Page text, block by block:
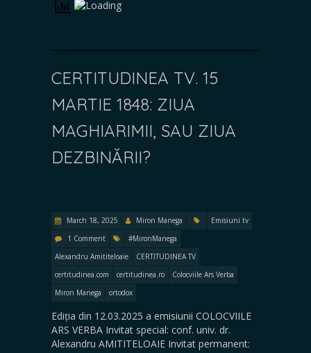
CERTITUDINEA TV. 15
MARTIE 1848: ZIUA
MAGHIARIMII, SAU ZIUA
DEZBINĂRII?
March 18, 2025 Miron Manega
Emisiuni tv
1 Comment
#MironManega
Alexandru Amititeloaie
CERTITUDINEA TV
certitudinea.com
certitudinea.ro
Colocviile Ars Verba
Miron Manega
ortodox
Ediția din 12.03.2025 a emisiunii COLOCVIILE
ARS VERBA Invitat special: conf. univ. dr.
Alexandru AMITITELOAIE Invitat permanent: